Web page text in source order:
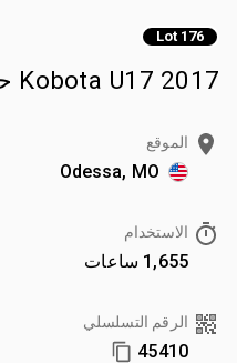
Lot 176
2017 Kobota U17 حفارة صغيرة
الموقع
Odessa, MO
الاستخدام
1,655 ساعات
الرقم التسلسلي
45410